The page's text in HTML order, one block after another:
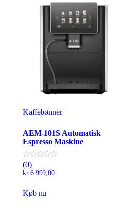
Kaffebønner
AEM-101S Automatisk
Espresso Maskine
(0)
kr.6.999,00
Køb nu